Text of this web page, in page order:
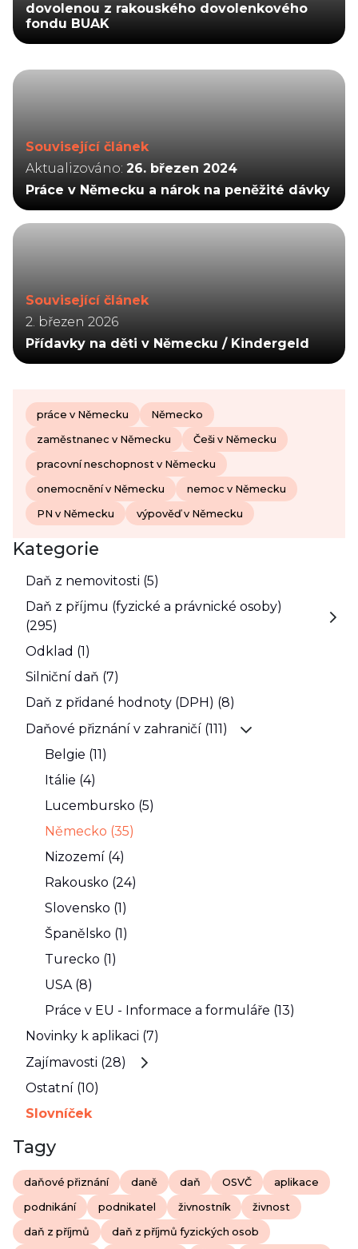
dovolenou z rakouského dovolenkového
fondu BUAK
Související článek
Aktualizováno: 26. březen 2024
Práce v Německu a nárok na peněžité dávky
Související článek
2. březen 2026
Přídavky na děti v Německu / Kindergeld
práce v Německu Německo
zaměstnanec v Německu Češi v Německu
pracovní neschopnost v Německu
onemocnění v Německu nemoc v Německu
PN v Německu výpověď v Německu
Kategorie
Daň z nemovitosti (5)
Daň z příjmu (fyzické a právnické osoby)
(295)
Odklad (1)
Silniční daň (7)
Daň z přidané hodnoty (DPH) (8)
Daňové přiznání v zahraničí (111)
Belgie (11)
Itálie (4)
Lucembursko (5)
Německo (35)
Nizozemí (4)
Rakousko (24)
Slovensko (1)
Španělsko (1)
Turecko (1)
USA (8)
Práce v EU - Informace a formuláře (13)
Novinky k aplikaci (7)
Zajímavosti (28)
Ostatní (10)
Slovníček
Tagy
daňové přiznání daně daň OSVČ aplikace
podnikání podnikatel živnostník živnost
daň z příjmů daň z příjmů fyzických osob